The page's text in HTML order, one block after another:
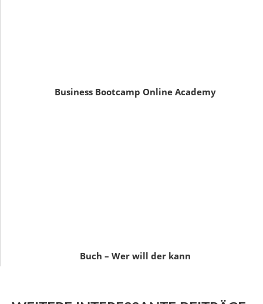
Business Bootcamp Online Academy
Buch – Wer will der kann